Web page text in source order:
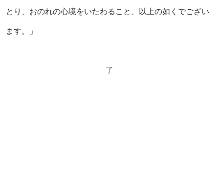
とり、おのれの心境をいたわること、以上の如くでござい
ます。」
了